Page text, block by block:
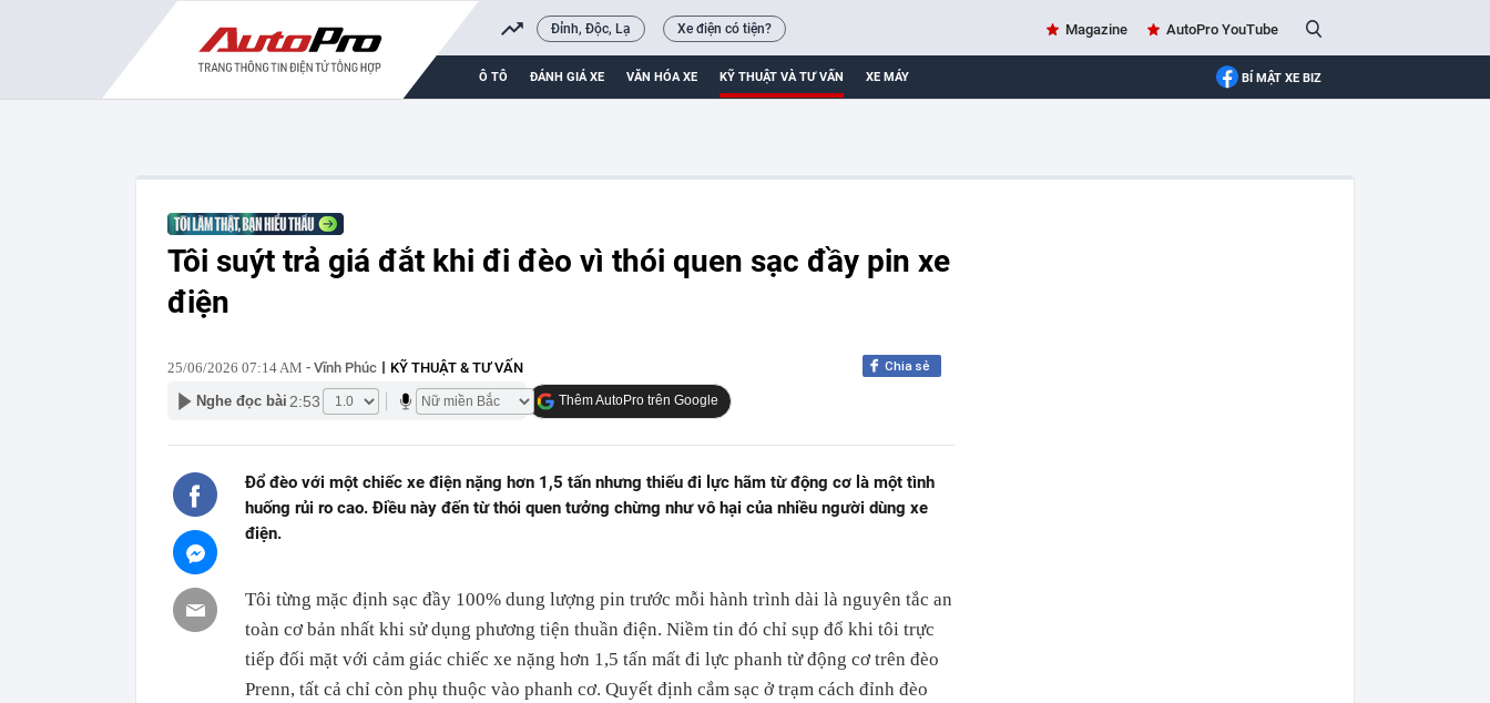
Đỉnh, Độc, Lạ Xe điện có tiện? Magazine AutoPro YouTube
Ô TÔ ĐÁNH GIÁ XE VĂN HÓA XE KỸ THUẬT VÀ TƯ VẤN XE MÁY BÍ MẬT XE BIZ
Tôi suýt trả giá đắt khi đi đèo vì thói quen sạc đầy pin xe
điện
25/06/2026 07:14 AM - Vĩnh Phúc KỸ THUẬT & TƯ VẤN Chia sẻ
Thêm AutoPro trên Google
Nghe đọc bài 2:53
Đổ đèo với một chiếc xe điện nặng hơn 1,5 tấn nhưng thiếu đi lực hãm từ động cơ là một tình
huống rủi ro cao. Điều này đến từ thói quen tưởng chừng như vô hại của nhiều người dùng xe
điện.
Tôi từng mặc định sạc đầy 100% dung lượng pin trước mỗi hành trình dài là nguyên tắc an
toàn cơ bản nhất khi sử dụng phương tiện thuần điện. Niềm tin đó chỉ sụp đổ khi tôi trực
tiếp đối mặt với cảm giác chiếc xe nặng hơn 1,5 tấn mất đi lực phanh từ động cơ trên đèo
Prenn, tất cả chỉ còn phụ thuộc vào phanh cơ. Quyết định cắm sạc ở trạm cách đỉnh đèo